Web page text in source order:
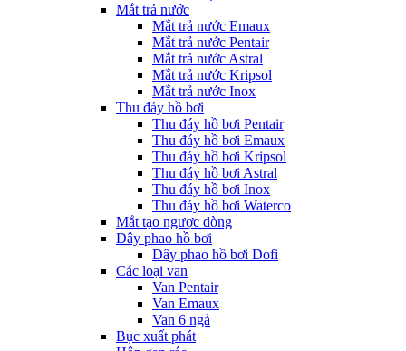
Mắt trả nước
Mắt trả nước Emaux
Mắt trả nước Pentair
Mắt trả nước Astral
Mắt trả nước Kripsol
Mắt trả nước Inox
Thu đáy hồ bơi
Thu đáy hồ bơi Pentair
Thu đáy hồ bơi Emaux
Thu đáy hồ bơi Kripsol
Thu đáy hồ bơi Astral
Thu đáy hồ bơi Inox
Thu đáy hồ bơi Waterco
Mắt tạo ngược dòng
Dây phao hồ bơi
Dây phao hồ bơi Dofi
Các loại van
Van Pentair
Van Emaux
Van 6 ngả
Bục xuất phát